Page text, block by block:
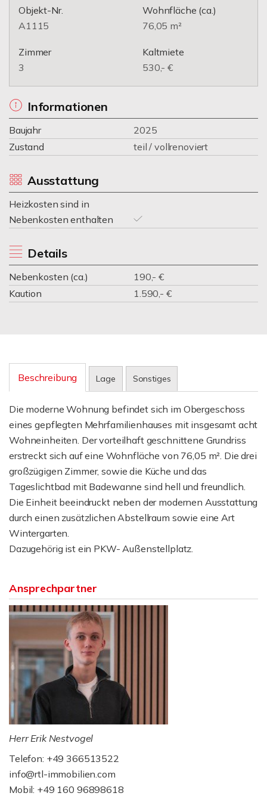
Objekt-Nr.
A1115
Wohnfläche (ca.)
76,05 m²
Zimmer
3
Kaltmiete
530,- €
Informationen
Baujahr
2025
Zustand
teil / vollrenoviert
Ausstattung
Heizkosten sind in
Nebenkosten enthalten
Details
Nebenkosten (ca.)
190,- €
Kaution
1.590,- €
Beschreibung Lage Sonstiges
Die moderne Wohnung befindet sich im Obergeschoss
eines gepflegten Mehrfamilienhauses mit insgesamt acht
Wohneinheiten. Der vorteilhaft geschnittene Grundriss
erstreckt sich auf eine Wohnfläche von 76,05 m². Die drei
großzügigen Zimmer, sowie die Küche und das
Tageslichtbad mit Badewanne sind hell und freundlich.
Die Einheit beeindruckt neben der modernen Ausstattung
durch einen zusätzlichen Abstellraum sowie eine Art
Wintergarten.
Dazugehörig ist ein PKW- Außenstellplatz.
Ansprechpartner
Herr Erik Nestvogel
Telefon: +49 366513522
info@rtl-immobilien.com
Mobil: +49 160 96898618